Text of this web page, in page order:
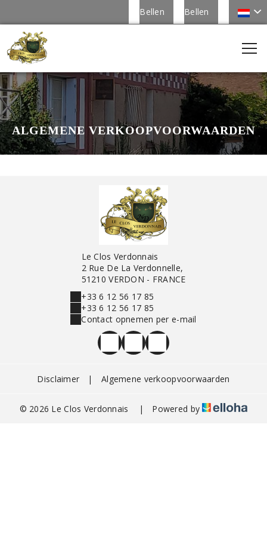
Bellen
Bellen
ALGEMENE VERKOOPVOORWAARDEN
Le Clos Verdonnais
2 Rue De La Verdonnelle,
51210 VERDON - FRANCE
+33 6 12 56 17 85
+33 6 12 56 17 85
Contact opnemen per e-mail
Disclaimer | Algemene verkoopvoorwaarden
© 2026 Le Clos Verdonnais | Powered by